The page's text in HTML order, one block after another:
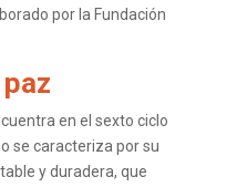
por la Fundación
en el sexto ciclo
se caracteriza por su
y duradera, que